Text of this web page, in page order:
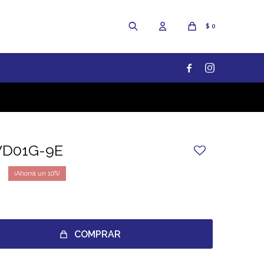
$ 0
 
9E
10
COMPRAR